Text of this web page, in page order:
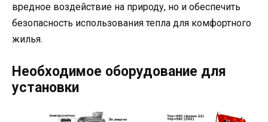
вредное воздействие на природу, но и обеспечить
безопасность использования тепла для комфортного
жилья.
Необходимое оборудование для
установки